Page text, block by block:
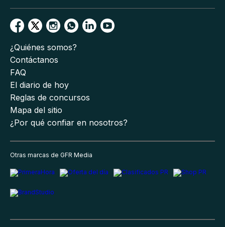
¿Quiénes somos?
Contáctanos
FAQ
El diario de hoy
Reglas de concursos
Mapa del sitio
¿Por qué confiar en nosotros?
Otras marcas de GFR Media